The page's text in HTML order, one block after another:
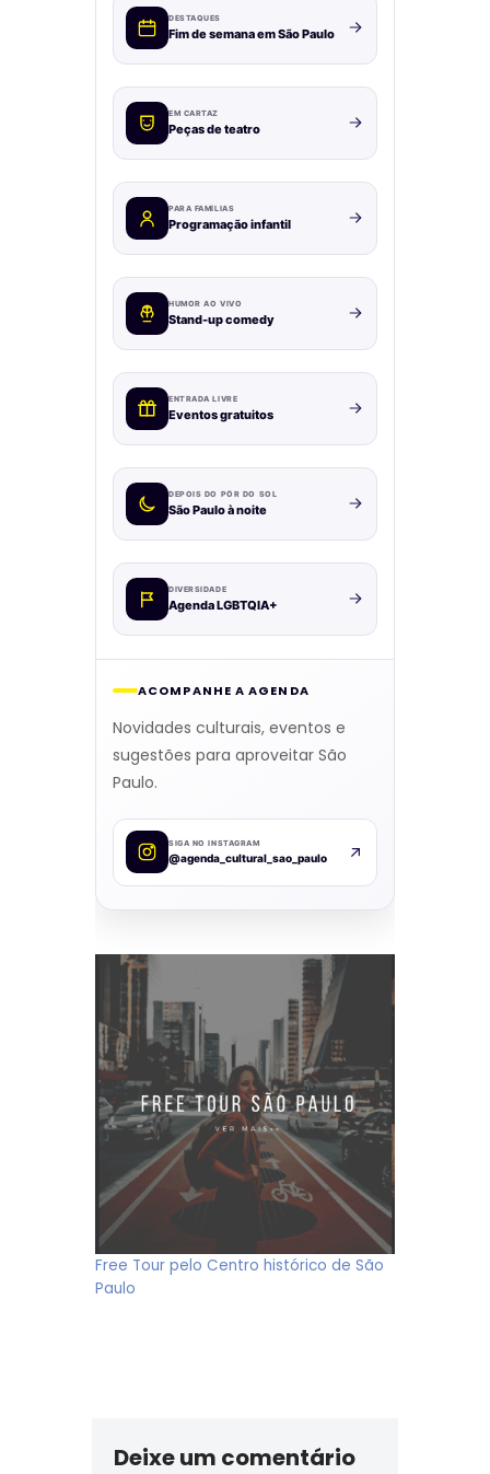
DESTAQUES
Fim de semana em São Paulo
EM CARTAZ
Peças de teatro
PARA FAMÍLIAS
Programação infantil
HUMOR AO VIVO
Stand-up comedy
ENTRADA LIVRE
Eventos gratuitos
DEPOIS DO PÔR DO SOL
São Paulo à noite
DIVERSIDADE
Agenda LGBTQIA+
ACOMPANHE A AGENDA
Novidades culturais, eventos e
sugestões para aproveitar São
Paulo.
SIGA NO INSTAGRAM
@agenda_cultural_sao_paulo
Free Tour pelo Centro histórico de São
Paulo
Deixe um comentário